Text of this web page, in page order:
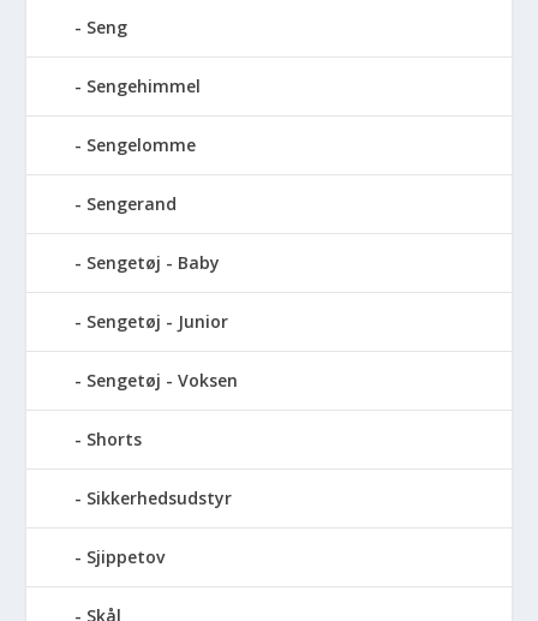
Seng
Sengehimmel
Sengelomme
Sengerand
Sengetøj - Baby
Sengetøj - Junior
Sengetøj - Voksen
Shorts
Sikkerhedsudstyr
Sjippetov
Skål